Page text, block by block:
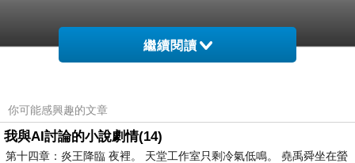
繼續閱讀
你可能感興趣的文章
我與AI討論的小說劇情(14)
第十四章：炎王降臨 夜裡。 天堂工作室只剩冷氣低鳴。 堯禹舜坐在螢